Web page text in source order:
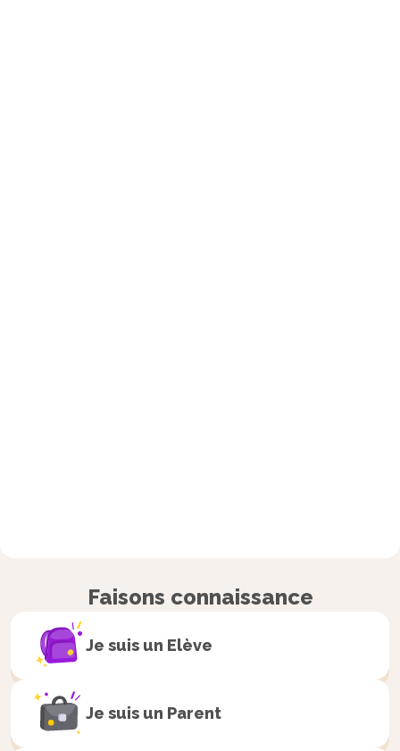
Faisons connaissance
Je suis un Elève
Je suis un Parent